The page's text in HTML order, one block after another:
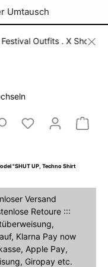
Umtausch
. X Shop for
"SHUT UP, Techno Shirt
Versand
Retoure :::
Klarna Pay now
Apple Pay,
Giropay etc.